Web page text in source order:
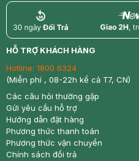
return nowfree
HỖ TRỢ KHÁCH HÀNG
Hotline: 1800 6324
(Miễn phí , 08-22h kể cả T7, CN)
Các câu hỏi thường gặp
Gửi yêu cầu hỗ trợ
Hướng dẫn đặt hàng
Phương thức thanh toán
Phương thức vận chuyển
Chính sách đổi trả